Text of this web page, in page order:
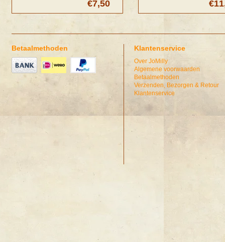
€7,50
Betaalmethoden Klantenservice
Over JoMilly
Algemene voorwaarden
Betaalmethoden
Verzenden, Bezorgen & Retour
Klantenservice